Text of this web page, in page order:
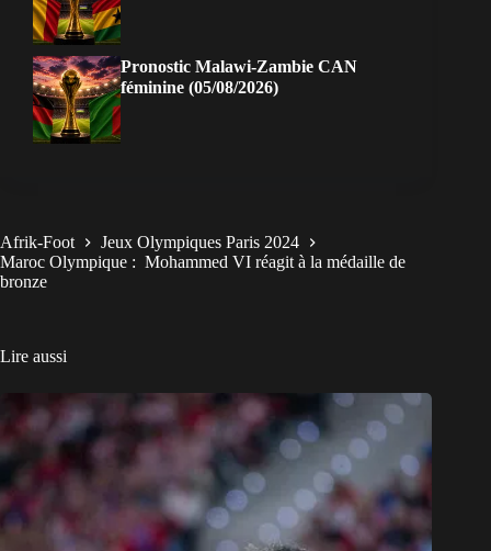
Pronostic Malawi-Zambie CAN
féminine (05/08/2026)
Afrik-Foot
Jeux Olympiques Paris 2024
Maroc Olympique : Mohammed VI réagit à la médaille de
bronze
Lire aussi